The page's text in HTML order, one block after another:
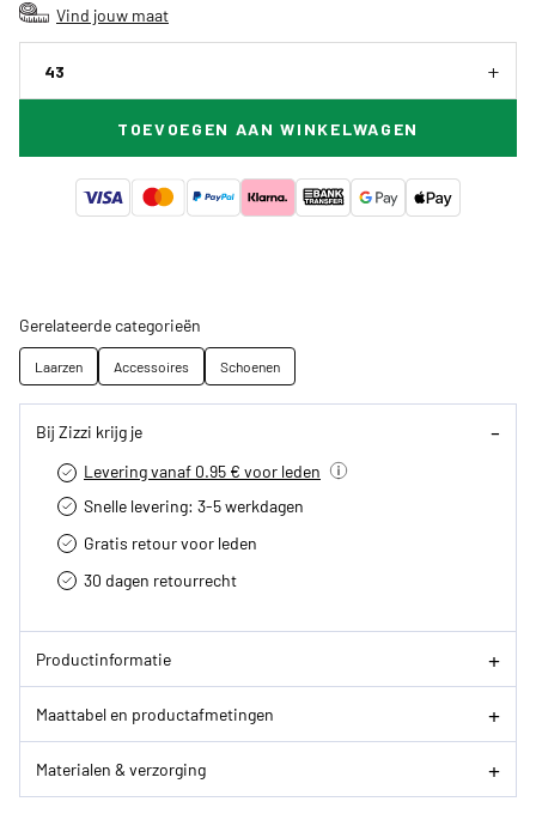
Vind jouw maat
43
TOEVOEGEN AAN WINKELWAGEN
Gerelateerde categorieën
Laarzen Accessoires Schoenen
Bij Zizzi krijg je
Levering vanaf 0.95 € voor leden
Snelle levering: 3-5 werkdagen
Gratis retour voor leden
30 dagen retourrecht­
Productinformatie
Maattabel en productafmetingen
Materialen & verzorging